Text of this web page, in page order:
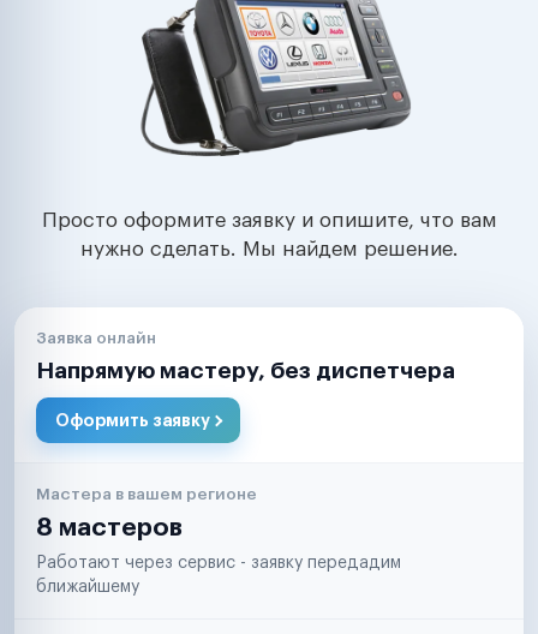
Просто оформите заявку и опишите, что вам
нужно сделать. Мы найдем решение.
Заявка онлайн
Напрямую мастеру, без диспетчера
Оформить заявку
Мастера в вашем регионе
8 мастеров
Работают через сервис - заявку передадим
ближайшему